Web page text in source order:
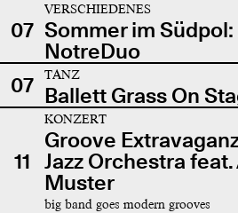
07
VERSCHIEDENES
Sommer im
NotreDuo
07
TANZ
Ballett Grass On
11
KONZERT
Groove
Jazz Orchestra
Muster
big band goes modern grooves